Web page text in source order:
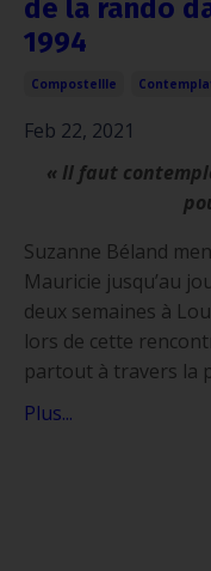
de la rando
1994
Compostellle
Feb 22, 2021
« Il faut
Suzanne Béland
Mauricie jusqu’au
deux semaines à
lors de cette
partout à travers la
Plus...